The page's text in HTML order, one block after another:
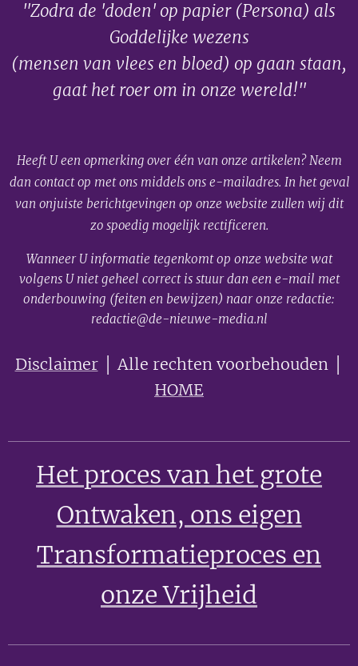
"Zodra de 'doden' op papier (Persona) als
Goddelijke wezens
(mensen van vlees en bloed) op gaan staan,
gaat het roer om in onze wereld!"
Heeft U een opmerking over één van onze artikelen? Neem
dan contact op met ons middels ons e-mailadres. In het geval
van onjuiste berichtgevingen op onze website zullen wij dit
zo spoedig mogelijk rectificeren.
Wanneer U informatie tegenkomt op onze website wat
volgens U niet geheel correct is stuur dan een e-mail met
onderbouwing (feiten en bewijzen) naar onze redactie:
redactie@de-nieuwe-media.nl
Disclaimer│ Alle rechten voorbehouden │
HOME
Het proces van het grote
Ontwaken, ons eigen
Transformatieproces en
onze Vrijheid